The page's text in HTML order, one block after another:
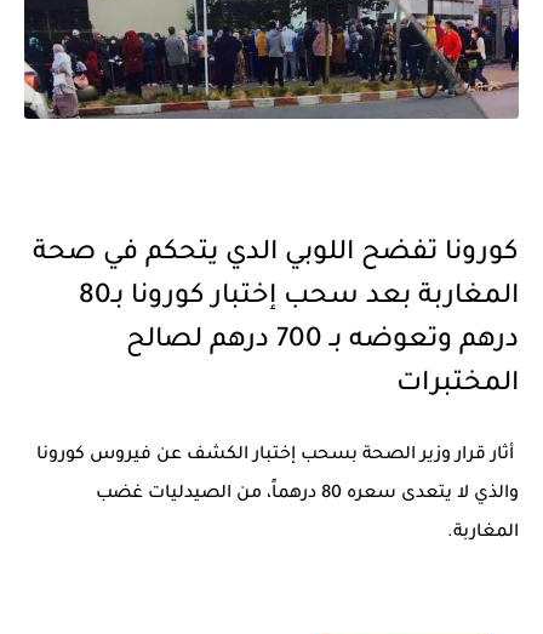
كورونا تفضح اللوبي الدي يتحكم في صحة
المغاربة بعد سحب إختبار كورونا بـ80
درهم وتعوضه بـ 700 درهم لصالح
المختبرات
أثار قرار وزير الصحة بسحب إختبار الكشف عن فيروس كورونا
والذي لا يتعدى سعره 80 درهماً، من الصيدليات غضب
المغاربة.